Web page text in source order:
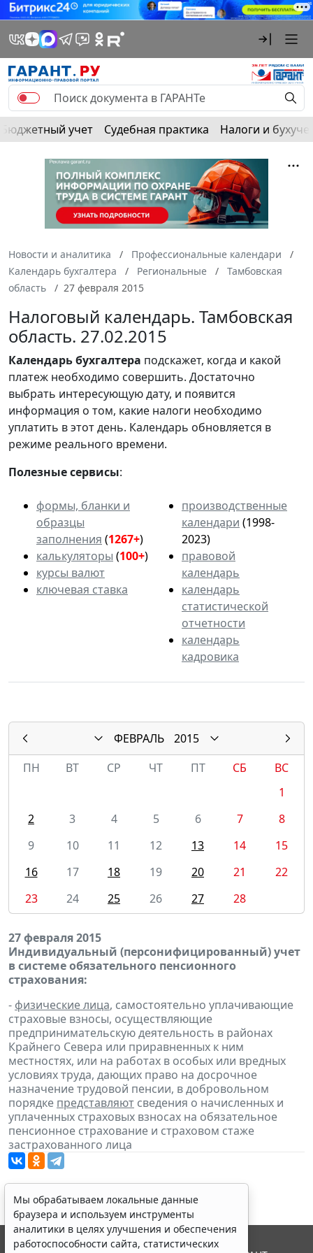
Бюджетный учет Судебная практика Налоги и
Новости и аналитика
Профессиональные календари
Календарь бухгалтера
Региональные
Тамбовская
область
27 февраля 2015
Налоговый календарь. Тамбовская
область. 27.02.2015
Календарьбухгалтера подскажет, когда и какой
платеж необходимо совершить. Достаточно
выбрать интересующую дату, и появится
информация о том, какие налоги необходимо
уплатить в этот день. Календарь обновляется в
режиме реального времени.
Полезные сервисы:
формы, бланки и
образцы
заполнения (1267+)
калькуляторы (100+)
курсы валют
ключевая ставка
производственные
календари (1998-
2023)
правовой
календарь
календарь
статистической
отчетности
календарь
кадровика
ФЕВРАЛЬ
2015
ПН
ВТ СР ЧТ ПТ СБ
ВС
1
2
3 4 5 6 7
8
9
10 11 12 13 14
15
16
17 18 19 20 21
22
23
24 25 26 27 28
27 февраля 2015
Индивидуальный (персонифицированный) учет
в системе обязательного пенсионного
страхования:
- физические лица, самостоятельно уплачивающие
страховые взносы, осуществляющие
предпринимательскую деятельность в районах
Крайнего Севера или приравненных к ним
местностях, или на работах в особых или вредных
условиях труда, дающих право на досрочное
назначение трудовой пенсии, в добровольном
порядке представляют сведения о начисленных и
уплаченных страховых взносах на обязательное
пенсионное страхование и страховом стаже
застрахованного лица
Мы обрабатываем локальные данные
браузера и используем инструменты
аналитики в целях улучшения и обеспечения
работоспособности сайта, статистических